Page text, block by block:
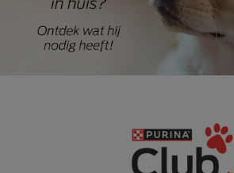
Neem contact op
Bel ons:0800-0228383
facebook instagram